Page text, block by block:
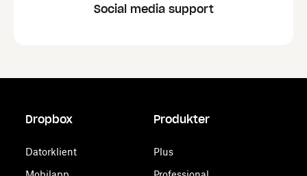
Social media support
Dropbox
Datorklient
Produkter
Plus